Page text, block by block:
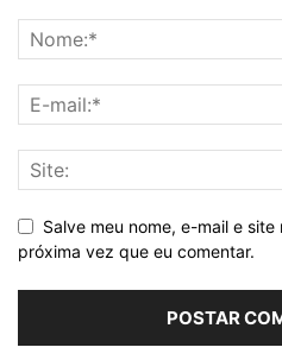
Salve meu nome, e-mail e
próxima vez que eu comentar.